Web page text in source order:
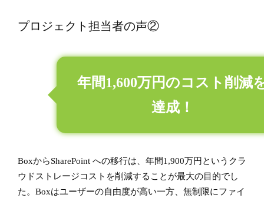
プロジェクト担当者の声②
年間1,600万円のコスト削減
達成！
BoxからSharePoint への移行は、年間1,900万円というクラ
ウドストレージコストを削減することが最大の目的でし
た。Boxはユーザーの自由度が高い一方、無制限にファイ